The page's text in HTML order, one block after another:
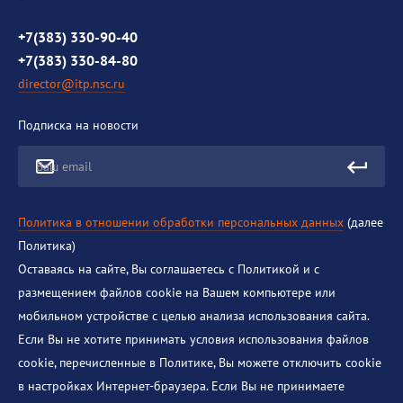
Противодействие коррупции
+7(383) 330-90-40
+7(383) 330-84-80
director@itp.nsc.ru
Подписка на новости
Ваш email
Политика в отношении обработки персональных данных (далее
Политика)
Оставаясь на сайте, Вы соглашаетесь с Политикой и с
размещением файлов cookie на Вашем компьютере или
мобильном устройстве с целью анализа использования сайта.
Если Вы не хотите принимать условия использования файлов
cookie, перечисленные в Политике, Вы можете отключить cookie
в настройках Интернет-браузера. Если Вы не принимаете